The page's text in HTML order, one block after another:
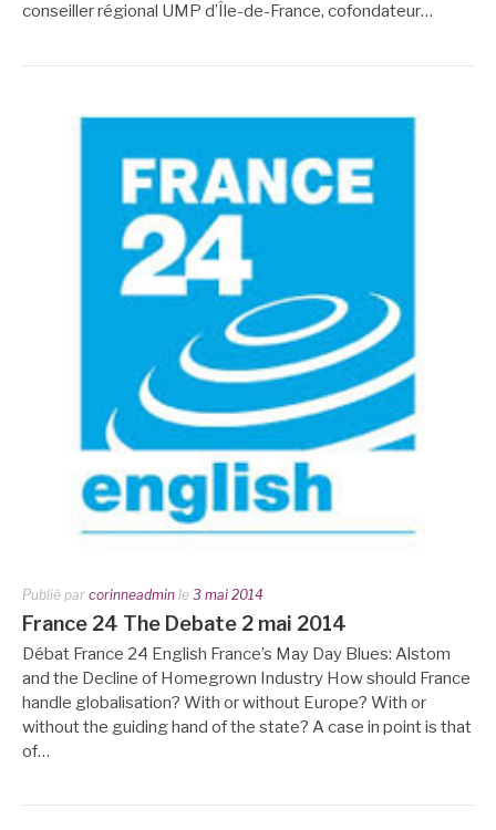
conseiller régional UMP d’Île-de-France, cofondateur…
Publié par corinneadmin le 3 mai 2014
France 24 The Debate 2 mai 2014
Débat France 24 English France’s May Day Blues: Alstom
and the Decline of Homegrown Industry How should France
handle globalisation? With or without Europe? With or
without the guiding hand of the state? A case in point is that
of…